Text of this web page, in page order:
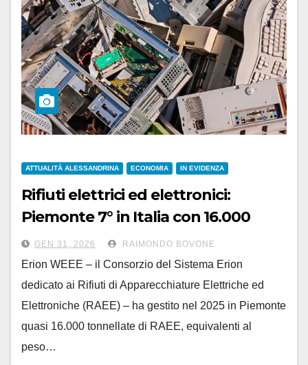
ATTUALITÀ ALESSANDRINA ECONOMIA IN EVIDENZA
Rifiuti elettrici ed elettronici:
Piemonte 7° in Italia con 16.000
tonnellate nel 2025. Alessandria al
3° posto
GEN 31, 2026 RAIMONDO BOVONE
Erion WEEE – il Consorzio del Sistema Erion
dedicato ai Rifiuti di Apparecchiature Elettriche ed
Elettroniche (RAEE) – ha gestito nel 2025 in Piemonte
quasi 16.000 tonnellate di RAEE, equivalenti al
peso…